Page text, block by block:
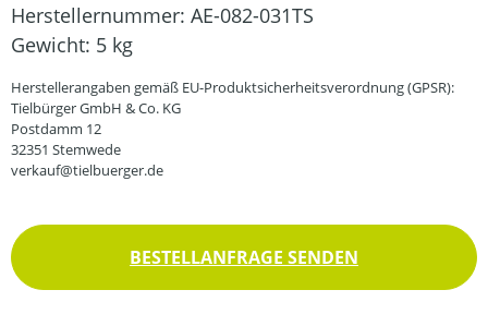
Herstellernummer: AE-082-031TS
Gewicht: 5 kg
Herstellerangaben gemäß EU-Produktsicherheitsverordnung (GPSR):
Tielbürger GmbH & Co. KG
Postdamm 12
32351 Stemwede
verkauf@tielbuerger.de
BESTELLANFRAGE SENDEN